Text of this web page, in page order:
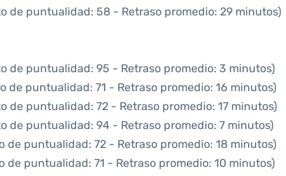
de puntualidad: 58 - Retraso promedio: 29 minutos)
de puntualidad: 95 - Retraso promedio: 3 minutos)
de puntualidad: 71 - Retraso promedio: 16 minutos)
de puntualidad: 72 - Retraso promedio: 17 minutos)
de puntualidad: 94 - Retraso promedio: 7 minutos)
de puntualidad: 72 - Retraso promedio: 18 minutos)
de puntualidad: 71 - Retraso promedio: 10 minutos)